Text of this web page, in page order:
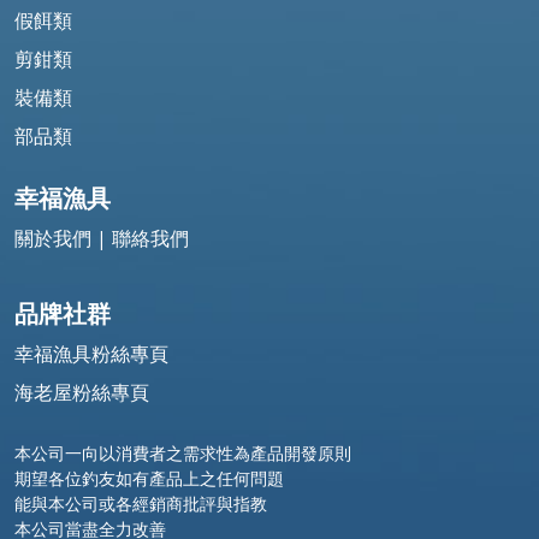
假餌類
剪鉗類
裝備類
部品類
幸福漁具
關於我們 | 聯絡我們
品牌社群
幸福漁具粉絲專頁
海老屋粉絲專頁
本公司一向以消費者之需求性為產品開發原則
期望各位釣友如有產品上之任何問題
能與本公司或各經銷商批評與指教
本公司當盡全力改善